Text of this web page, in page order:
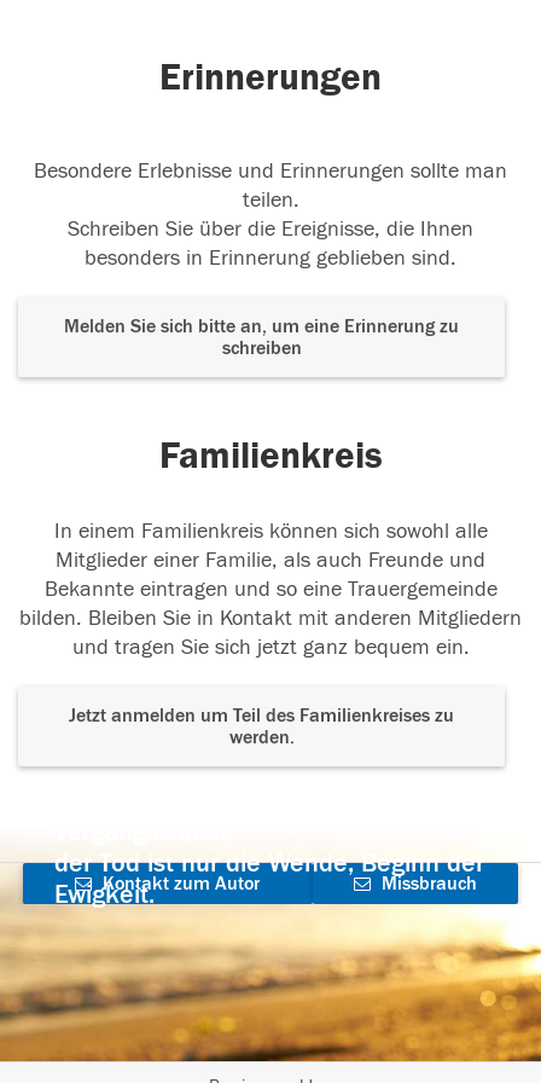
verlassen Es schmerzt unheimlich 🥺 in. ...
04.10.2023
Italo Sanna Vai in pace, babbo ❤️
Ruhe in Frieden ❤️
Wir werden dich vermissen
❤️
04.10.2023
Erinnerungen
Besondere Erlebnisse und Erinnerungen sollte man
teilen.
Schreiben Sie über die Ereignisse, die Ihnen
besonders in Erinnerung geblieben sind.
Melden Sie sich bitte an, um eine Erinnerung zu
schreiben
Familienkreis
In einem Familienkreis können sich sowohl alle
Mitglieder einer Familie, als auch Freunde und
Bekannte eintragen und so eine Trauergemeinde
bilden. Bleiben Sie in Kontakt mit anderen Mitgliedern
und tragen Sie sich jetzt ganz bequem ein.
Jetzt anmelden um Teil des Familienkreises zu
werden.
der Tod ist nur die Wende, Beginn der
Ewigkeit.
Kontakt zum Autor
aufnehmen
Missbrauch